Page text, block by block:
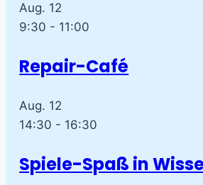
Aug. 12
9:30 - 11:00
Repair-Café
Aug. 12
14:30 - 16:30
Spiele-Spaß in